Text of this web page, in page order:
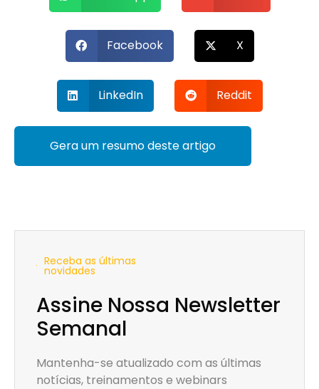
Facebook X
LinkedIn Reddit
Gera um resumo deste artigo
Receba as últimas
novidades
Assine Nossa Newsletter
Semanal
Mantenha-se atualizado com as últimas
notícias, treinamentos e webinars